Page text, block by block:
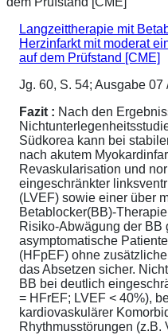
Langzeittherapie mit
Herzinfarkt mit moderat
auf dem Prüfstand [CME]
Jg. 60, S. 54; Ausgabe 07
Fazit : Nach den
Südkorea kann bei
nach akutem
Revaskularisation und
eingeschränkter
(LVEF) sowie einer über
Betablocker(BB)-
Risiko-Abwägung der BB
asymptomatische
(HFpEF) ohne
das Absetzen sicher.
BB bei deutlich
= HFrEF; LVEF < 40%),
kardiovaskulärer
Rhythmusstörungen (z.B.